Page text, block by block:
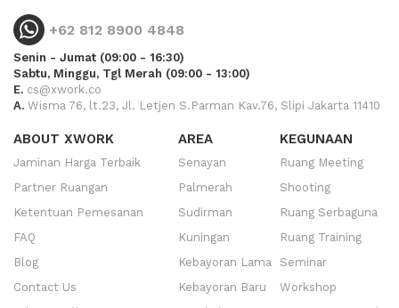
+62 812 8900 4848
Senin - Jumat (09:00 - 16:30)
Sabtu, Minggu, Tgl Merah (09:00 - 13:00)
E. cs@xwork.co
A. Wisma 76, lt.23, Jl. Letjen S.Parman Kav.76, Slipi Jakarta 11410
ABOUT XWORK
Jaminan Harga Terbaik
Partner Ruangan
Ketentuan Pemesanan
FAQ
Blog
Contact Us
AREA
Senayan
Palmerah
Sudirman
Kuningan
Kebayoran Lama
Kebayoran Baru
KEGUNAAN
Ruang Meeting
Shooting
Ruang Serbaguna
Ruang Training
Seminar
Workshop